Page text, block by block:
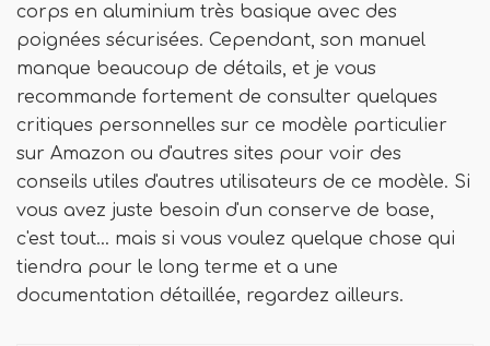
corps en aluminium très basique avec des
poignées sécurisées. Cependant, son manuel
manque beaucoup de détails, et je vous
recommande fortement de consulter quelques
critiques personnelles sur ce modèle particulier
sur Amazon ou d'autres sites pour voir des
conseils utiles d'autres utilisateurs de ce modèle. Si
vous avez juste besoin d'un conserve de base,
c'est tout… mais si vous voulez quelque chose qui
tiendra pour le long terme et a une
documentation détaillée, regardez ailleurs.